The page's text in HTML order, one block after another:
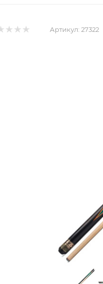
Артикул: 27322